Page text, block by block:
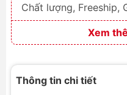
Chất lượng, Freeship,
Xem
Thông tin chi tiết